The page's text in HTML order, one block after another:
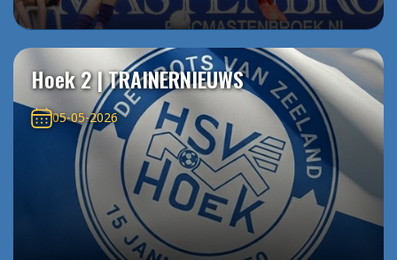
Hoek 2 | TRAINERNIEUWS
05-05-2026